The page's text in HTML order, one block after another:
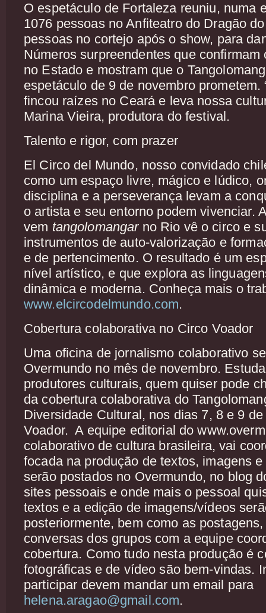
O espetáculo de Fortaleza reuniu, numa
1076 pessoas no Anfiteatro do Dragão
pessoas no cortejo após o show, para
Números surpreendentes que
no Estado e mostram que o
espetáculo de 9 de novembro prometem.
fincou raízes no Ceará e leva nossa
Marina Vieira, produtora do festival.
Talento e rigor, com prazer
El Circo del Mundo, nosso convidado
como um espaço livre, mágico e lúdico,
disciplina e a perseverança levam a
o artista e seu entorno podem vivenciar.
vem tangolomangarno Rio vê o circo e
instrumentos de auto-valorização e
e de pertencimento. O resultado é um
nível artístico, e que explora as
dinâmica e moderna. Conheça mais o
www.elcircodelmundo.com.
Cobertura colaborativa no Circo Voador
Uma oficina de jornalismo colaborativo
Overmundo no mês de novembro.
produtores culturais, quem quiser pode
da cobertura colaborativa do
Diversidade Cultural, nos dias 7, 8 e 9
Voador. A equipe editorial do
colaborativo de cultura brasileira, vai
focada na produção de textos, imagens
serão postados no Overmundo, no blog
sites pessoais e onde mais o pessoal
textos e a edição de imagens/vídeos
posteriormente, bem como as
conversas dos grupos com a equipe
cobertura. Como tudo nesta produção é
fotográficas e de vídeo são bem-vindas.
participar devem mandar um email para
helena.aragao@gmail.com.